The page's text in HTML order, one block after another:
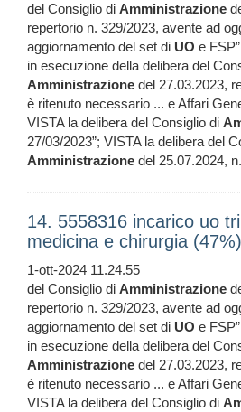
del Consiglio di Amministrazione
repertorio n. 329/2023, avente ad
aggiornamento del set di UO e
in esecuzione della delibera del
Amministrazione del 27.03.2023,
è ritenuto necessario ... e Affari
VISTA la delibera del Consiglio di
27/03/2023”; VISTA la delibera del
Amministrazione del 25.07.2024,
14. 5558316 incarico uo
medicina e chirurgia (47%)
1-ott-2024 11.24.55
del Consiglio di Amministrazione
repertorio n. 329/2023, avente ad
aggiornamento del set di UO e
in esecuzione della delibera del
Amministrazione del 27.03.2023,
è ritenuto necessario ... e Affari
VISTA la delibera del Consiglio di